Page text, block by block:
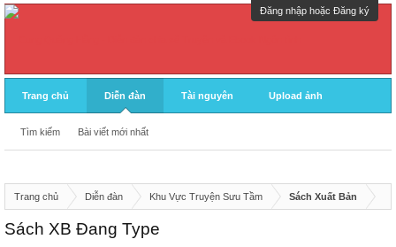
Đăng nhập hoặc Đăng ký
Trang chủ Diễn đàn
Tìm kiếm Bài viết mới nhất
Tài nguyên Upload ảnh
Trang chủ Diễn đàn Khu Vực Truyện Sưu Tầm Sách Xuất Bản
Sách XB Đang Type